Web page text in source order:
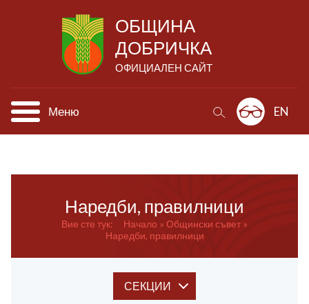
ОБЩИНА
ДОБРИЧКА
ОФИЦИАЛЕН САЙТ
Меню EN
Наредби, правилници
Вие сте тук: Начало Общински съвет
Наредби, правилници
СЕКЦИИ